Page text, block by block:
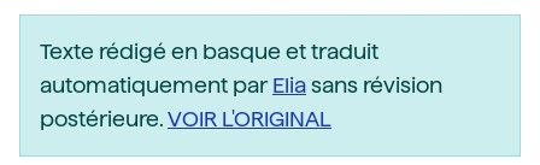
Texte rédigé en basque et traduit
automatiquement parEliasans révision
postérieure.VOIR L'ORIGINAL